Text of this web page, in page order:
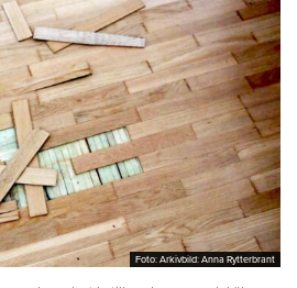
Foto: Arkivbild: Anna Rytterbrant
Foto: Arkivbild: Anna Rytterbrant